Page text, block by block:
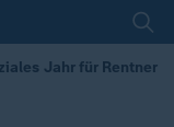
Jahr für Rentner